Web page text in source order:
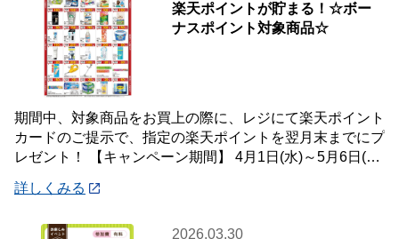
楽天ポイントが貯まる！☆ボー
ナスポイント対象商品☆
期間中、対象商品をお買上の際に、レジにて楽天ポイント
カードのご提示で、指定の楽天ポイントを翌月末までにプ
レゼント！ 【キャンペーン期間】 4月1日(水)～5月6日(水)
詳しくみる
2026.03.30